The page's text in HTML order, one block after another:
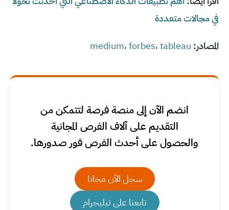
في مجالات متعددة
المصادر:
medium،forbes،tableau
انضم الآن إلى منصة فرصة لتتمكن من
التقديم على آلاف الفرص المجانية
والحصول على أحدث الفرص فور صدورها.
سجل الآن مجانا
تابعنا على تيليجرام